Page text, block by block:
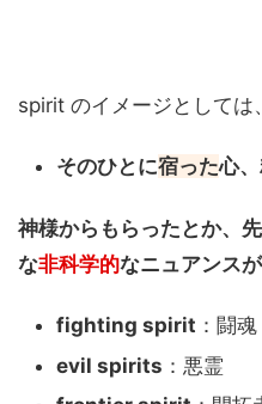
spirit のイメージとしては、
そのひとに宿った心
神様からもらったとか、
な非科学的なニュアンス
fighting spirit ：闘魂
evil spirits ：悪霊